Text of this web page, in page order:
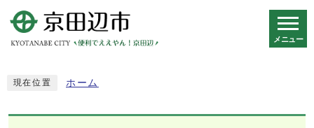
メニュー
現在位置 ホーム